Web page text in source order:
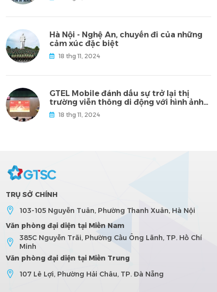
chiến lược với Tổng công ty Bưu điện
Hà Nội - Nghệ An, chuyến đi của những
cảm xúc đặc biệt
18 thg 11, 2024
GTEL Mobile đánh dấu sự trở lại thị
trường viễn thông di động với hình ảnh
chuyên nghiệp, hiện đại
18 thg 11, 2024
TRỤ SỞ CHÍNH
103-105 Nguyễn Tuân, Phường Thanh Xuân, Hà Nội
Văn phòng đại diện tại Miền Nam
385C Nguyễn Trãi, Phường Cầu Ông Lãnh, TP. Hồ Chí
Minh
Văn phòng đại diện tại Miền Trung
107 Lê Lợi, Phường Hải Châu, TP. Đà Nẵng